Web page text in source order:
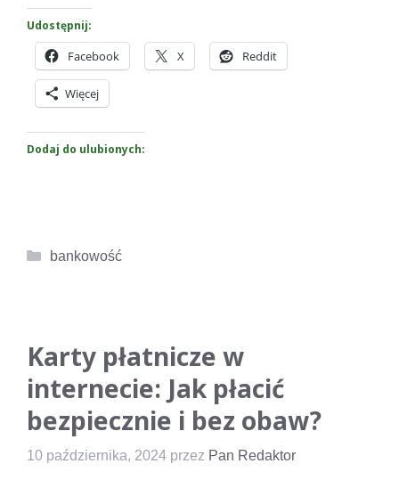
Udostępnij:
Facebook X Reddit
Więcej
Dodaj do ulubionych:
Kategorie
bankowość
Karty płatnicze w
internecie: Jak płacić
bezpiecznie i bez obaw?
10 października, 2024 przez Pan Redaktor